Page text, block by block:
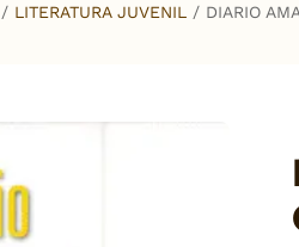
LITERATURA JUVENIL DIARIO